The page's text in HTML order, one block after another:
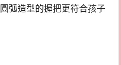
弧造型的握把更符合孩子